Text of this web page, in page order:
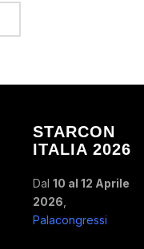
STARCON
ITALIA 2026
Dal10 al 12 Aprile
2026
Palacongressi